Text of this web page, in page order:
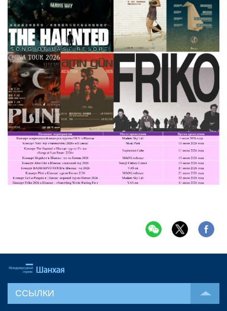
ССЫЛКИ